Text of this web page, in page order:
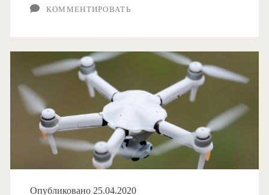
беспилотника?
КОММЕНТИРОВАТЬ
Опубликовано 25.04.2020